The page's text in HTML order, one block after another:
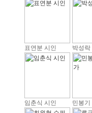
표연분 시인 박성락
임춘식 시인 민봉